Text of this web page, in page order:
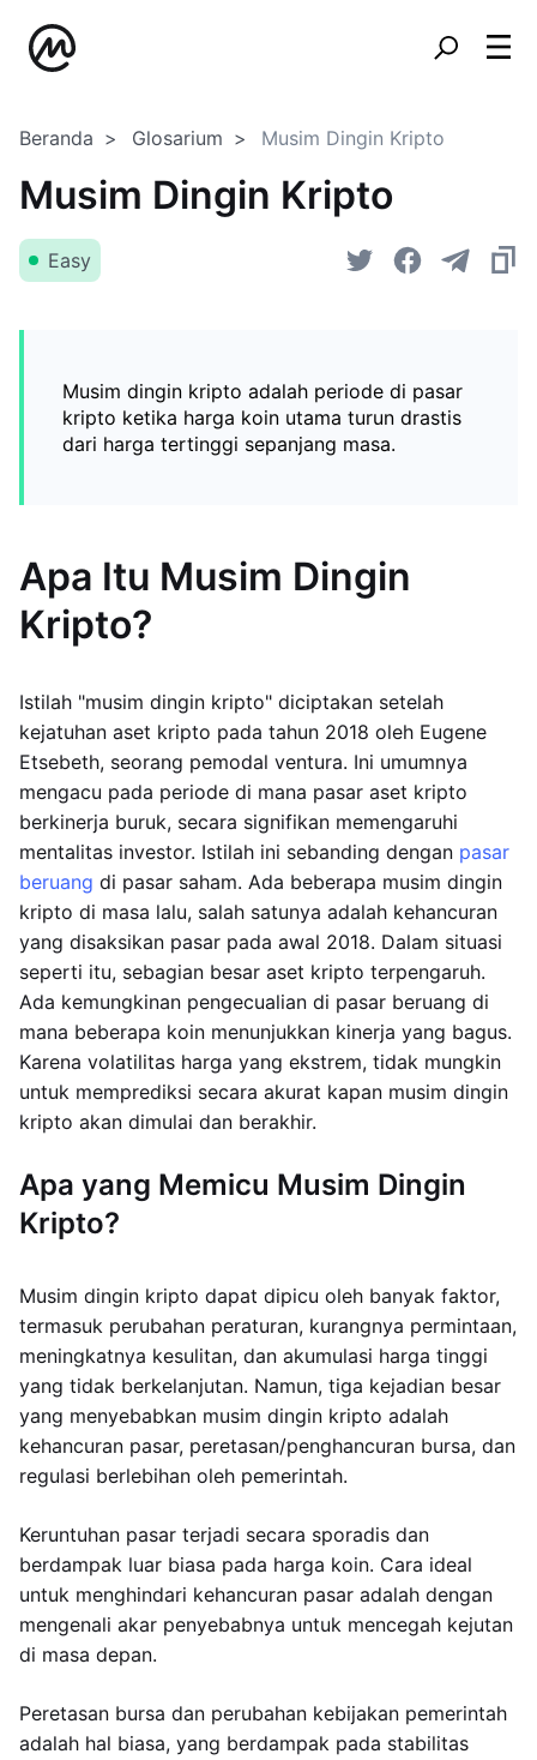
Beranda Glosarium Musim Dingin Kripto
Musim Dingin Kripto
Easy
Musim dingin kripto adalah periode di pasar
kripto ketika harga koin utama turun drastis
dari harga tertinggi sepanjang masa.
Apa Itu Musim Dingin
Kripto?
Istilah "musim dingin kripto" diciptakan setelah
kejatuhan aset kripto pada tahun 2018 oleh Eugene
Etsebeth, seorang pemodal ventura. Ini umumnya
mengacu pada periode di mana pasar aset kripto
berkinerja buruk, secara signifikan memengaruhi
mentalitas investor. Istilah ini sebanding dengan pasar
beruang di pasar saham. Ada beberapa musim dingin
kripto di masa lalu, salah satunya adalah kehancuran
yang disaksikan pasar pada awal 2018. Dalam situasi
seperti itu, sebagian besar aset kripto terpengaruh.
Ada kemungkinan pengecualian di pasar beruang di
mana beberapa koin menunjukkan kinerja yang bagus.
Karena volatilitas harga yang ekstrem, tidak mungkin
untuk memprediksi secara akurat kapan musim dingin
kripto akan dimulai dan berakhir.
Apa yang Memicu Musim Dingin
Kripto?
Musim dingin kripto dapat dipicu oleh banyak faktor,
termasuk perubahan peraturan, kurangnya permintaan,
meningkatnya kesulitan, dan akumulasi harga tinggi
yang tidak berkelanjutan. Namun, tiga kejadian besar
yang menyebabkan musim dingin kripto adalah
kehancuran pasar, peretasan/penghancuran bursa, dan
regulasi berlebihan oleh pemerintah.
Keruntuhan pasar terjadi secara sporadis dan
berdampak luar biasa pada harga koin. Cara ideal
untuk menghindari kehancuran pasar adalah dengan
mengenali akar penyebabnya untuk mencegah kejutan
di masa depan.
Peretasan bursa dan perubahan kebijakan pemerintah
adalah hal biasa, yang berdampak pada stabilitas